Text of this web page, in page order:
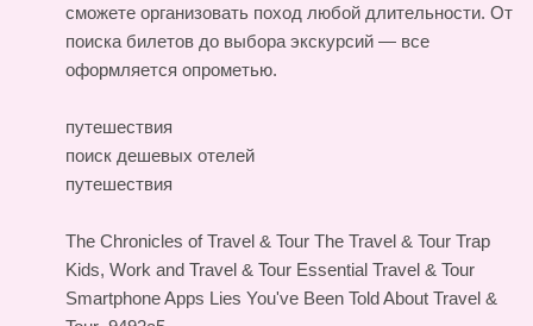
сможете организовать поход любой длительности. От
поиска билетов до выбора экскурсий — все
оформляется опрометью.
путешествия
поиск дешевых отелей
путешествия
The Chronicles of Travel & Tour The Travel & Tour Trap
Kids, Work and Travel & Tour Essential Travel & Tour
Smartphone Apps Lies You've Been Told About Travel &